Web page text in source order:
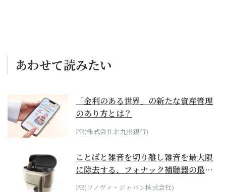
あわせて読みたい
「金利のある世界」の新たな資産管理
のあり方とは？
PR(株式会社北九州銀行)
ことばと雑音を切り離し雑音を最大限
に除去する、フォナック補聴器の最上
位モデル
PR(ソノヴァ・ジャパン株式会社)